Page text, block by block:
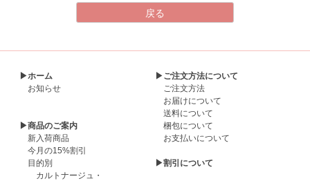
▶ホーム
お知らせ
▶商品のご案内
新入荷商品
今月の15%割引
目的別
カルトナージュ・
▶ご注文方法について
ご注文方法
お届けについて
送料について
梱包について
お支払いについて
▶割引について